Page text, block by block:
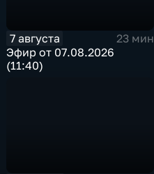
7 августа
23 мин
Эфир от 07.08.2026
(11:40)